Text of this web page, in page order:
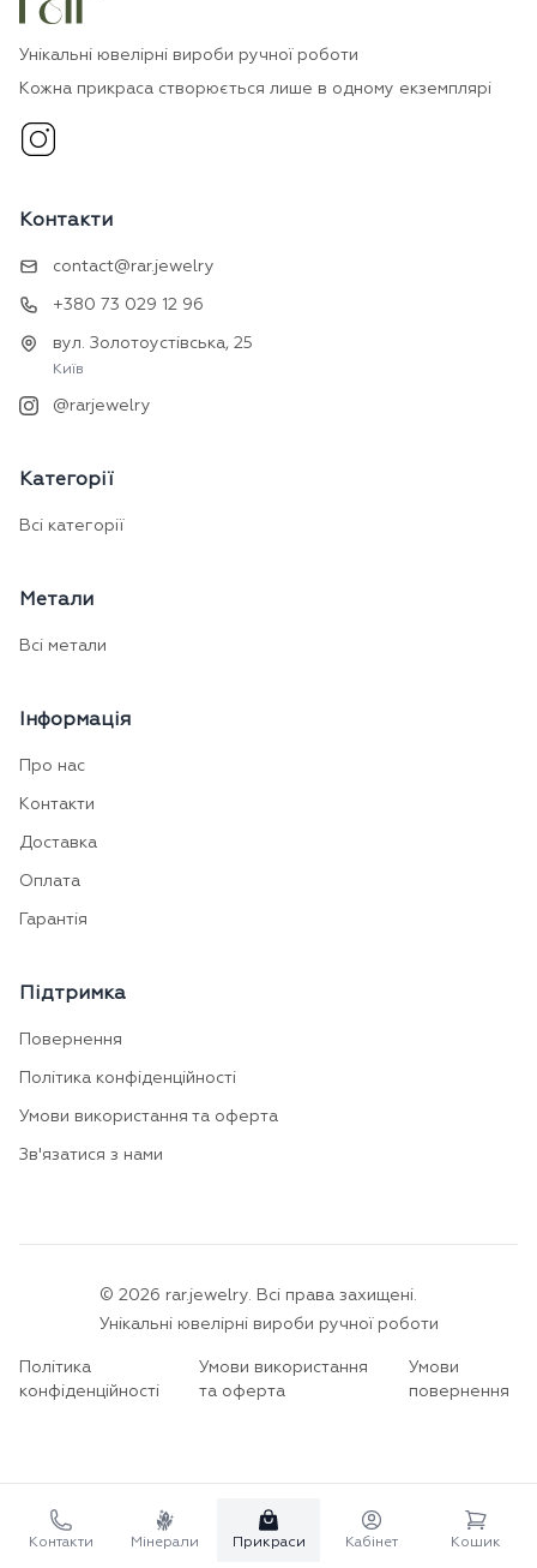
Унікальні ювелірні вироби ручної роботи
Кожна прикраса створюється лише в одному екземплярі
Контакти
contact@rar.jewelry
+380 73 029 12 96
вул. Золотоустівська, 25
Київ
@rarjewelry
Категорії
Всі категорії
Метали
Всі метали
Інформація
Про нас
Контакти
Доставка
Оплата
Гарантія
Підтримка
Повернення
Політика конфіденційності
Умови використання та оферта
Зв'язатися з нами
© 2026 rar.jewelry. Всі права захищені.
Унікальні ювелірні вироби ручної роботи
Політика
конфіденційності
Умови використання
та оферта
Умови
повернення
Контакти Мінерали Прикраси Кабінет Кошик